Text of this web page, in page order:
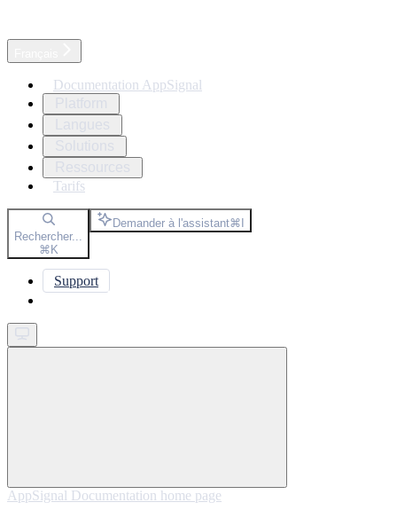
Documentation AppSignal
Tarifs
Rechercher...
⌘K
Demander à l'assistant⌘I
Support
AppSignal Documentation home page